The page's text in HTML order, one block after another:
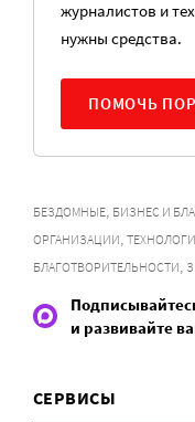
журналистов и
нужны средства.
ПОМОЧЬ
БЕЗДОМНЫЕ БИЗНЕС И
ОРГАНИЗАЦИИ
БЛАГОТВОРИТЕЛЬНОСТИ
и развивайте
СЕРВИСЫ